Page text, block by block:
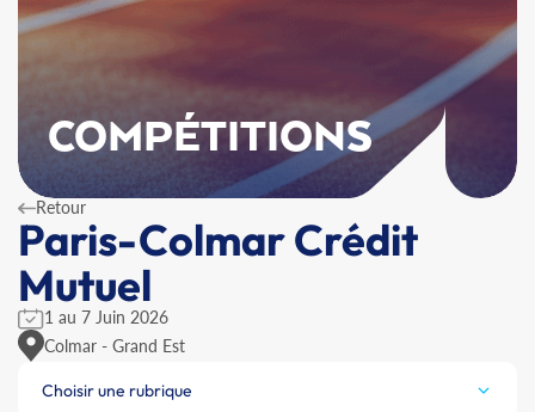
COMPÉTITIONS
Retour
Paris-Colmar Crédit
Mutuel
1 au 7 Juin 2026
Colmar - Grand Est
Choisir une rubrique